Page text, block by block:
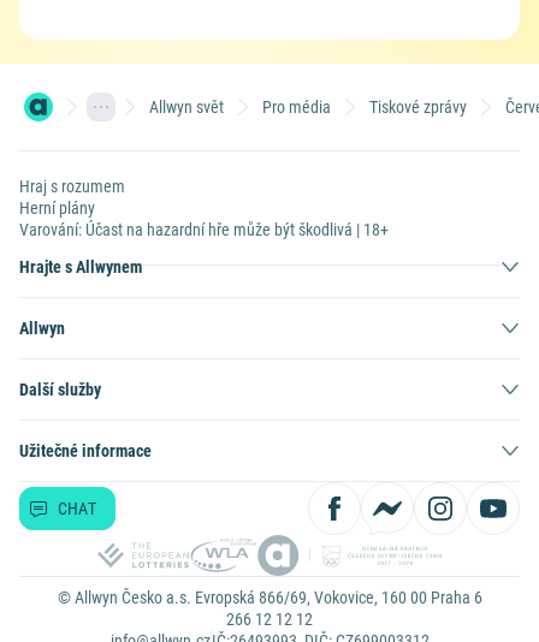
Allwyn svět Pro média Tiskové zprávy
Hraj s rozumem
Herní plány
Varování: Účast na hazardní hře může být škodlivá | 18+
Hrajte s Allwynem
Allwyn
Další služby
Užitečné informace
CHAT
© Allwyn Česko a.s. Evropská 866/69, Vokovice, 160 00 Praha 6
266 12 12 12